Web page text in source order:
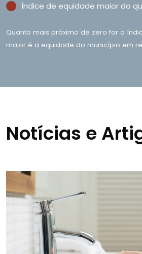
Índice de equidade maior do
Quanto mais próximo de zero for o
maior é a equidade do município em
Notí­cias e